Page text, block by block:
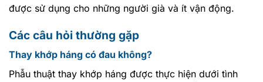
được sử dụng cho những người già và ít vận động.
Các câu hỏi thường gặp
Thay khớp háng có đau không?
Phẫu thuật thay khớp háng được thực hiện dưới tình